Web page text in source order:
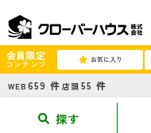
会員限定
コンテンツ お気に入り
WEB 659 件 店頭 55 件
探す